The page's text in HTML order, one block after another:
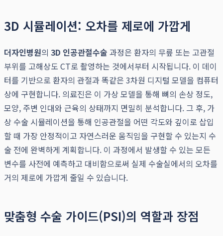
3D 시뮬레이션: 오차를 제로에 가깝게
더자인병원의 3D 인공관절수술 과정은 환자의 무릎 또는 고관절
부위를 고해상도 CT로 촬영하는 것에서부터 시작됩니다. 이 데이
터를 기반으로 환자의 관절과 똑같은 3차원 디지털 모델을 컴퓨터
상에 구현합니다. 의료진은 이 가상 모델을 통해 뼈의 손상 정도,
모양, 주변 인대와 근육의 상태까지 면밀히 분석합니다. 그 후, 가
상 수술 시뮬레이션을 통해 인공관절을 어떤 각도와 깊이로 삽입
할 때 가장 안정적이고 자연스러운 움직임을 구현할 수 있는지 수
술 전에 완벽하게 계획합니다. 이 과정에서 발생할 수 있는 모든
변수를 사전에 예측하고 대비함으로써 실제 수술실에서의 오차를
거의 제로에 가깝게 줄일 수 있습니다.
맞춤형 수술 가이드(PSI)의 역할과 장점